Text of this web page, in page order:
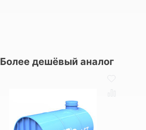
Более дешёвый аналог